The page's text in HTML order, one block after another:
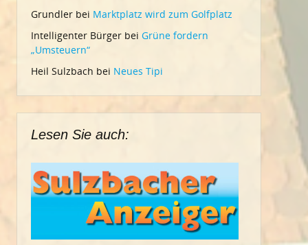
Grundler bei Marktplatz wird zum Golfplatz
Intelligenter Bürger bei Grüne fordern
„Umsteuern“
Heil Sulzbach bei Neues Tipi
Lesen Sie auch: